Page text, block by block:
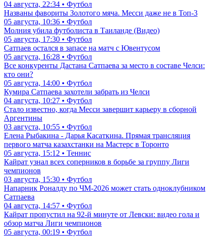
04 августа, 22:34 • Футбол
Названы фавориты Золотого мяча. Месси даже не в Топ-3
05 августа, 10:36 • Футбол
Молния убила футболиста в Таиланде (Видео)
05 августа, 17:30 • Футбол
Сатпаев остался в запасе на матч с Ювентусом
05 августа, 16:28 • Футбол
Все конкуренты Дастана Сатпаева за место в составе Челси:
кто они?
05 августа, 14:00 • Футбол
Кумира Сатпаева захотели забрать из Челси
04 августа, 10:27 • Футбол
Стало известно, когда Месси завершит карьеру в сборной
Аргентины
03 августа, 10:55 • Футбол
Елена Рыбакина - Дарья Касаткина. Прямая трансляция
первого матча казахстанки на Мастерс в Торонто
05 августа, 15:12 • Теннис
Кайрат узнал всех соперников в борьбе за группу Лиги
чемпионов
03 августа, 15:30 • Футбол
Напарник Роналду по ЧМ-2026 может стать одноклубником
Сатпаева
04 августа, 14:57 • Футбол
Кайрат пропустил на 92-й минуте от Левски: видео гола и
обзор матча Лиги чемпионов
05 августа, 00:19 • Футбол